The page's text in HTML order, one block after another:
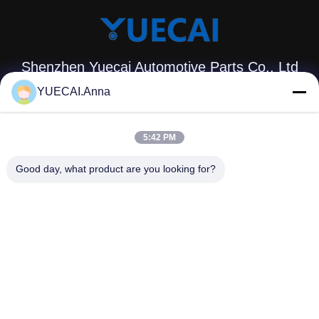
Shenzhen Yuecai Automotive Parts Co., Ltd
13113602041@163.com
Nantou, społeczność Dongfang, ulica Songgang, dzielnica
YUECAI.Anna
5:42 PM
Good day, what product are you looking for?